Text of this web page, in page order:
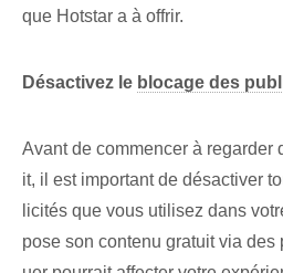
que Hotstar a à offrir.
Désactivez le blocage des
Avant de commencer à regarder
it, il est important de désactiver
licités que vous utilisez dans
pose son contenu gratuit via